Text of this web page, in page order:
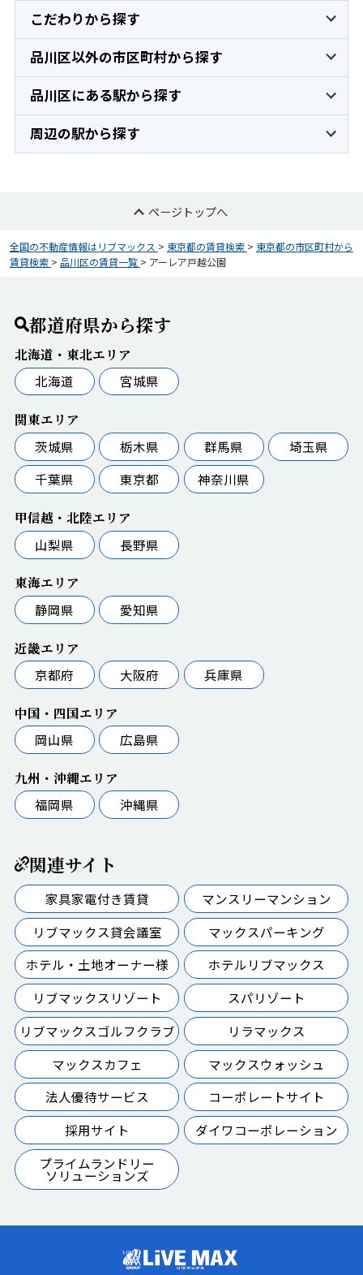
こだわりから探す
品川区以外の市区町村から探す
品川区にある駅から探す
周辺の駅から探す
ページトップへ
全国の不動産情報はリブマックス > 東京都の賃貸検索 > 東京都の市区町村から
賃貸検索 > 品川区の賃貸一覧 > アーレア戸越公園
都道府県から探す
北海道・東北エリア
北海道
宮城県
関東エリア
茨城県
栃木県 群馬県
埼玉県
千葉県
東京都 神奈川県
甲信越・北陸エリア
山梨県
長野県
東海エリア
静岡県
愛知県
近畿エリア
京都府
大阪府 兵庫県
中国・四国エリア
岡山県
広島県
九州・沖縄エリア
福岡県
沖縄県
関連サイト
家具家電付き賃貸
マンスリーマンション
リブマックス貸会議室
マックスパーキング
ホテル・土地オーナー様
ホテルリブマックス
リブマックスリゾート
スパリゾート
リブマックスゴルフクラブ
リラマックス
マックスカフェ
マックスウォッシュ
法人優待サービス
コーポレートサイト
採用サイト
ダイワコーポレーション
プライムランドリー
ソリューションズ